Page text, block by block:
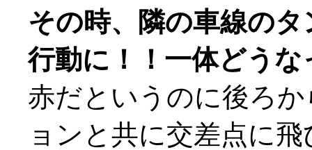
その時、隣の車線の
行動に！！一体どう
赤だというのに後ろ
ョンと共に交差点に